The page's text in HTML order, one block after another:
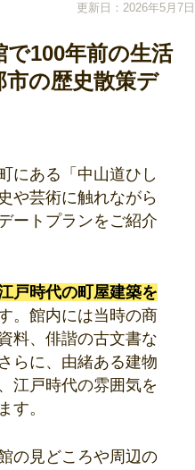
更新日：2026年5月7日
で100年前の生活
市の歴史散策デ
にある「中山道ひし
や芸術に触れながら
ートプランをご紹介
戸時代の町屋建築を
。館内には当時の商
料、俳諧の古文書な
らに、由緒ある建物
江戸時代の雰囲気を
す。
の見どころや周辺の